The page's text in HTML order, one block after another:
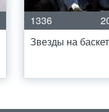
1336
Звезды на